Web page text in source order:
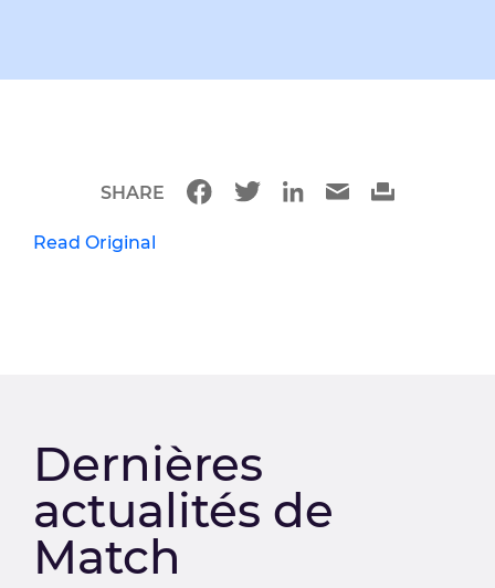
Read Original
SHARE
Dernières
actualités de
Match